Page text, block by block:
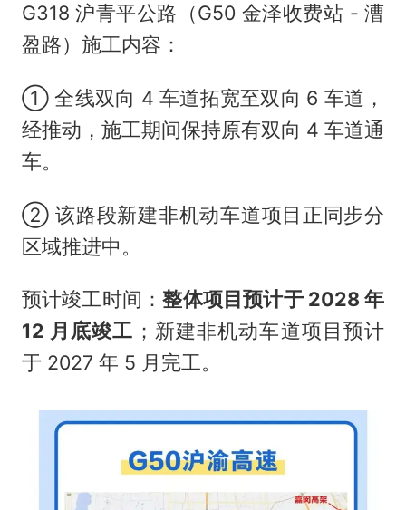
G318 沪青平公路（G50 金泽收费站 - 漕
盈路）施工内容：
① 全线双向 4 车道拓宽至双向 6 车道，
经推动，施工期间保持原有双向 4 车道通
车。
② 该路段新建非机动车道项目正同步分
区域推进中。
预计竣工时间：整体项目预计于 2028 年
12 月底竣工 ；新建非机动车道项目预计
于 2027 年 5 月完工。